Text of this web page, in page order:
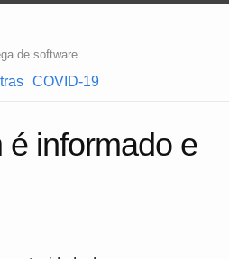
de software
COVID-19
é informado e